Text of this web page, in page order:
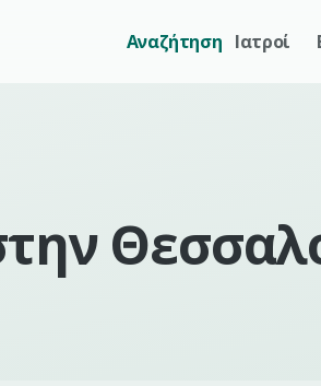
Αναζήτηση Ιατροί
την